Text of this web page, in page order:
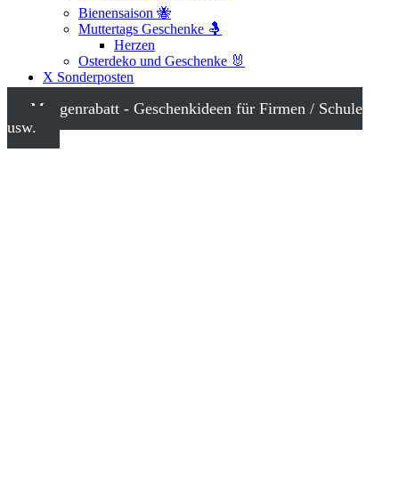
Bienensaison 🐝
Muttertags Geschenke 🤱
Herzen
Osterdeko und Geschenke 🐰
X Sonderposten
Mengenrabatt - Geschenkideen für Firmen / Schule
usw.